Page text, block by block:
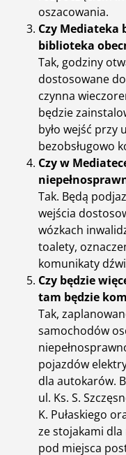
Prezesa Urzędu
adres Urzędu
Stawki 2, 00-
że
przepisy prawa.
Pani/Pana dane
do
tym o
4 RODO.
oszacowania.
Czy Mediateka
biblioteka
Tak, godziny
dostosowane
czynna
będzie
było wejść przy
bezobsługowo
Czy w
Tak. Będą
wejścia
wózkach
toalety,
komunikaty
Czy będzie
tam będzie
Tak,
samochodów
pojazdów
dla autokarów.
ul. Ks. S.
K. Pułaskiego
ze stojakami
pod miejsca